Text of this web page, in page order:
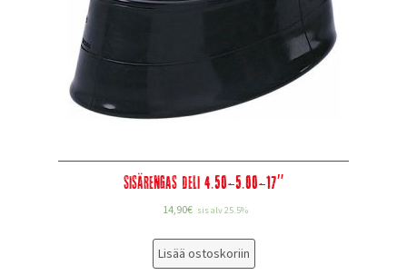
Sisärengas Deli 4.50-5.00-17″
14,90€ sis alv 25.5%
Lisää ostoskoriin